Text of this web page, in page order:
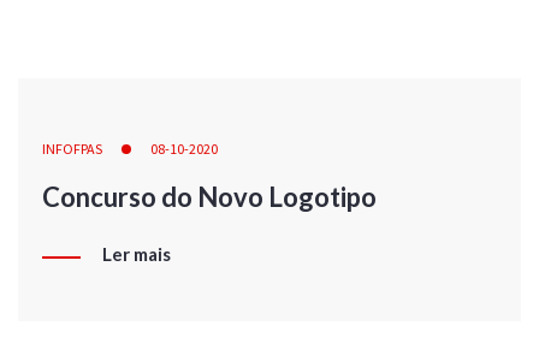
INFOFPAS 08-10-2020
Concurso do Novo Logotipo
Ler mais